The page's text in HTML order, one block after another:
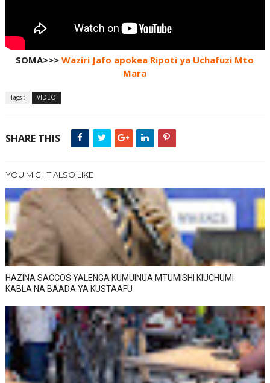
SOMA>>>Waziri Jafo apokea Ripoti ya Uchafuzi Mto
Mara
Tags : VIDEO
SHARE THIS
YOU MIGHT ALSO LIKE
HAZINA SACCOS YALENGA KUMUINUA MTUMISHI KIUCHUMI
KABLA NA BAADA YA KUSTAAFU